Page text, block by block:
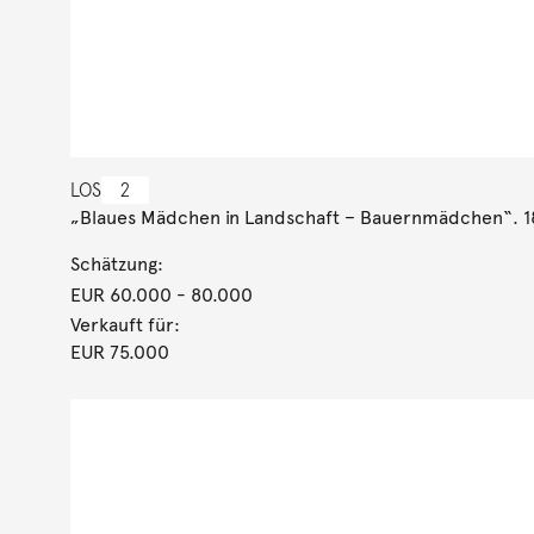
LOS 2
„Blaues Mädchen in Landschaft – Bauernmädchen“.
Schätzung:
EUR 60.000 - 80.000
Verkauft für:
EUR 75.000